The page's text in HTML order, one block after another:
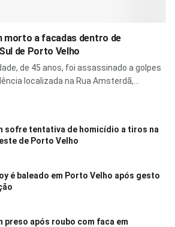
morto a facadas dentro de
de Porto Velho
de 45 anos, foi assassinado a golpes
localizada na Rua Amsterdã,...
sofre tentativa de homicídio a tiros na
de Porto Velho
é baleado em Porto Velho após gesto
preso após roubo com faca em